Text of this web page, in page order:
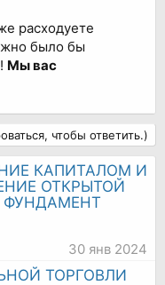
расходуете
было бы
Мы вас
чтобы ответить.)
КАПИТАЛОМ И
ОТКРЫТОЙ
30 янв 2024
ТОРГОВЛИ